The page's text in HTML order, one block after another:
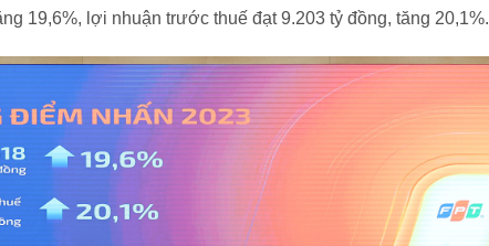
19,6%, lợi nhuận trước thuế đạt 9.203 tỷ đồng, tăng 20,1%.